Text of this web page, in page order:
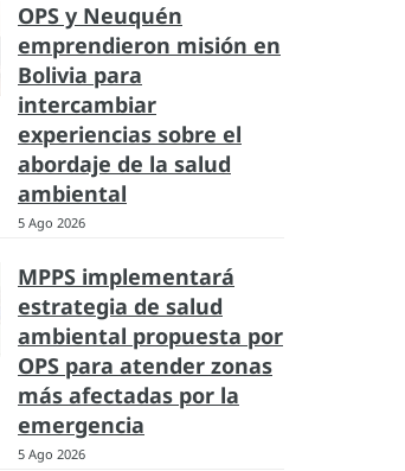
OPS y Neuquén
emprendieron misión en
Bolivia para
intercambiar
experiencias sobre el
abordaje de la salud
ambiental
5 Ago 2026
MPPS implementará
estrategia de salud
ambiental propuesta por
OPS para atender zonas
más afectadas por la
emergencia
5 Ago 2026